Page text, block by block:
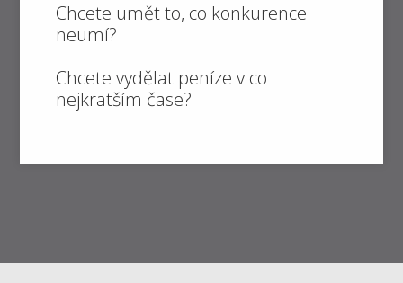
Chcete umět to, co konkurence
neumí?
Chcete vydělat peníze v co
nejkratším čase?